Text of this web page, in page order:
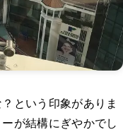
という印象がありま
が結構にぎやかでし